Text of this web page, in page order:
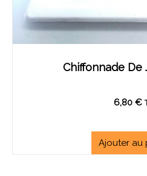
Chiffonnade De
6,80 €
Ajouter au